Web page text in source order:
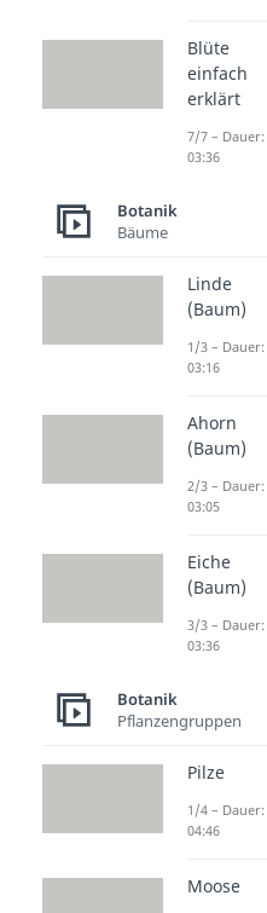
dafür
Wasser
Damit
geöffnet
der
Stomata
und
bilden
auf der
Blüte
einfach
erklärt
7/7 – Dauer:
03:36
Botanik
Bäume
Linde
(Baum)
1/3 – Dauer:
03:16
Ahorn
(Baum)
2/3 – Dauer:
03:05
Eiche
(Baum)
3/3 – Dauer:
03:36
Botanik
Pflanzengruppen
Pilze
1/4 – Dauer:
04:46
Moose